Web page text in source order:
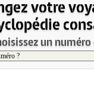
votre
un